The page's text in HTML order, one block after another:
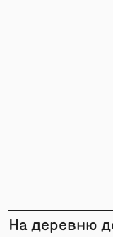
На деревню